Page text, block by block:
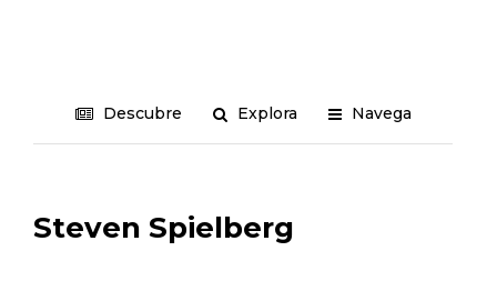
Descubre Explora Navega
Steven Spielberg